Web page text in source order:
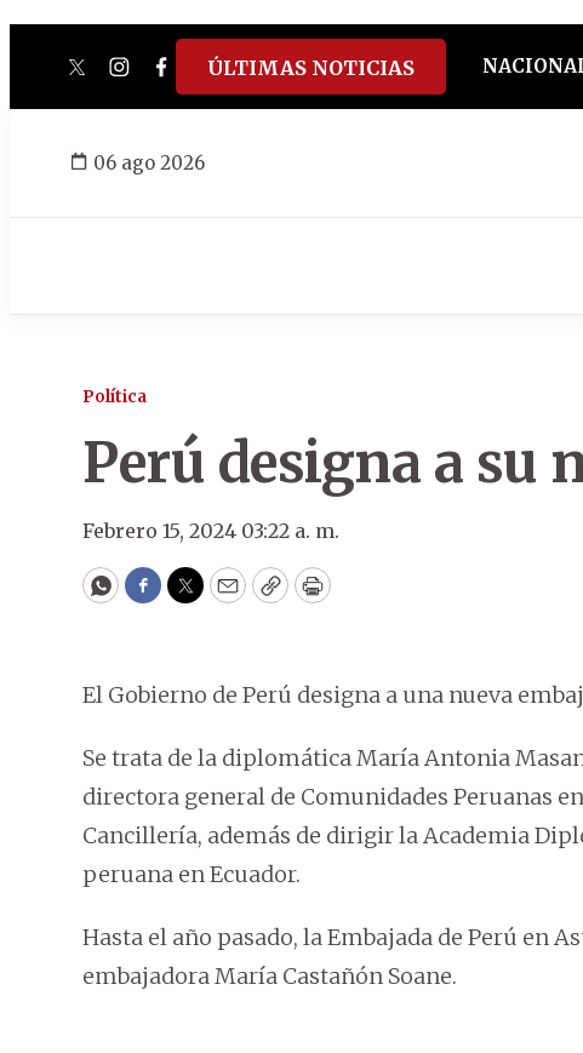
twitterinstagram
facebook
tiktokyoutube
spotify
ÚLTIMAS NOTICIAS
06 ago 2026
Política
Perú designa a su
Febrero 15, 2024 03:22 a. m.
WhatsApp
Facebook
Twitter
EmailCopyPrint
El Gobierno de Perú designa a una nueva
Se trata de la diplomática María Antonia
directora general de Comunidades Peruanas
Cancillería, además de dirigir la Academia
peruana en Ecuador.
Hasta el año pasado, la Embajada de Perú en
embajadora María Castañón Soane.